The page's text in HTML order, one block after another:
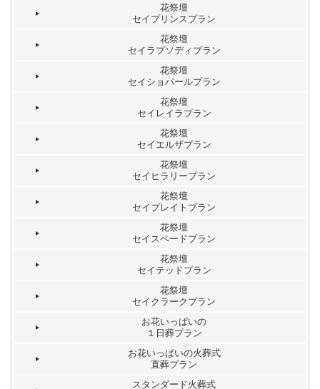
花祭壇
セイプリンスプラン
花祭壇
セイラプソディプラン
花祭壇
セイショパールプラン
花祭壇
セイレイラプラン
花祭壇
セイエルザプラン
花祭壇
セイヒラリープラン
花祭壇
セイプレイトプラン
花祭壇
セイスペードプラン
花祭壇
セイテッドプラン
花祭壇
セイクラークプラン
お花いっぱいの
１日葬プラン
お花いっぱいの火葬式
直葬プラン
スタンダード火葬式